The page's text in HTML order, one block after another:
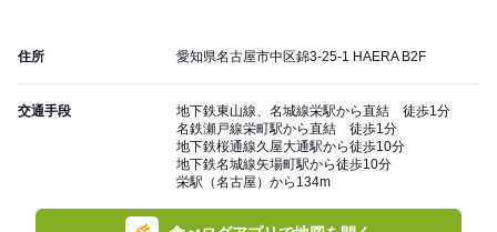
住所 愛知県名古屋市中区錦3-25-1 HAERA B2F
交通手段
地下鉄東山線、名城線栄駅から直結 徒歩1分
名鉄瀬戸線栄町駅から直結 徒歩1分
地下鉄桜通線久屋大通駅から徒歩10分
地下鉄名城線矢場町駅から徒歩10分
栄駅（名古屋）から134m